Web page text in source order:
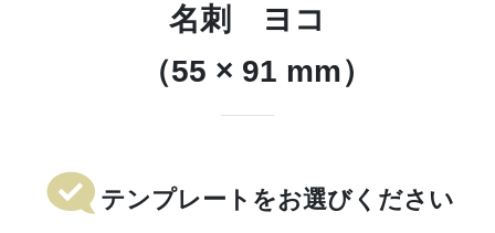
名刺 ヨコ
（55 × 91 mm）
テンプレートをお選びください